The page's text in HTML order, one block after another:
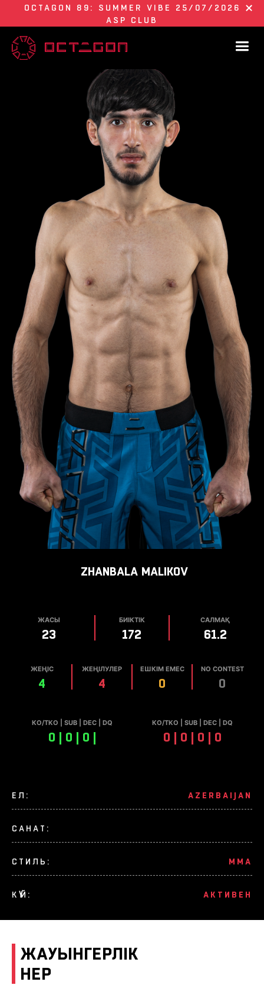
OCTAGON 89: SUMMER VIBE 25/07/2026
ASP CLUB
ZHANBALA MALIKOV
ЖАСЫ
23
БИІКТІК
172
САЛМАҚ
61.2
ЖЕҢІС
4
ЖЕҢІЛУЛЕР
4
ЕШКІМ ЕМЕС
0
NO CONTEST
0
КО/TKO | SUB | DEC | DQ
0 | 0 | 0 |
КО/TKO | SUB | DEC | DQ
0 | 0 | 0 | 0
ЕЛ: AZERBAIJAN
САНАТ:
СТИЛЬ: MMA
КҮЙ: АКТИВЕН
ЖАУЫНГЕРЛІК
ӨНЕР